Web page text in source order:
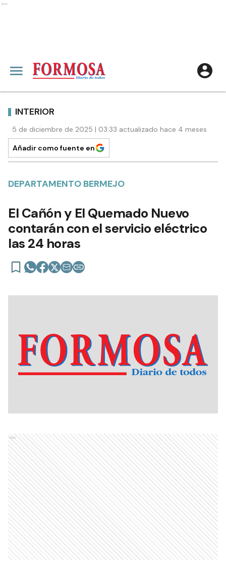
Ads
INTERIOR
5 de diciembre de 2025 | 03:33 actualizado hace 4 meses
Añadir como fuente en
DEPARTAMENTO BERMEJO
El Cañón y El Quemado Nuevo
contarán con el servicio eléctrico
las 24 horas
Ads